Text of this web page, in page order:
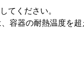
てください。
容器の耐熱温度を